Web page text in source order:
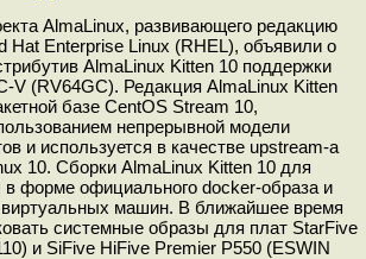
AlmaLinux, развивающего редакцию
Hat Enterprise Linux (RHEL), объявили о
AlmaLinux Kitten 10 поддержки
V (RV64GC). Редакция AlmaLinux Kitten
базе CentOS Stream 10,
непрерывной модели
и используется в качестве upstream-а
10. Cборки AlmaLinux Kitten 10 для
в форме официального docker-образа и
машин. В ближайшее время
системные образы для плат StarFive
и SiFive HiFive Premier P550 (ESWIN